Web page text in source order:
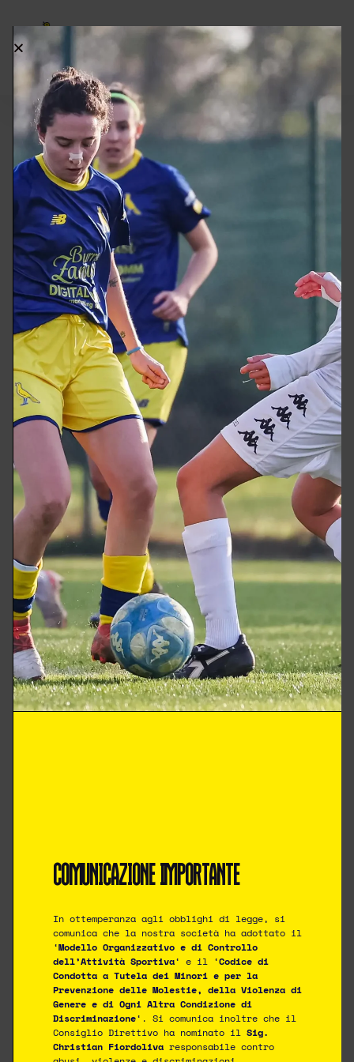
Dettagli
Data Ora
2 Novembre
2025
14:30 Eccellenza
Risultati
Squadra
Rimini FC
Modena
Vinte
Squadre Tabellone
Rimini FC
Modena
ASD Modena CF
Via Mare Adriatico 300 – 41122 – Modena
modenacalciofemminile@gmail.com
Tel. 335 1813384
Sede legale in Modena (MO) – Via Bellini n.70
Codice Fiscale n. 94205650362 – Partita IVA n.
03929520363.
Tutto il materiale presente su questo sito è Protetto dalle
COMUNICAZIONE IMPORTANTE
In ottemperanza agli obblighi di legge, si
comunica che la nostra società ha adottato il
‘Modello Organizzativo e di Controllo
dell’Attività Sportiva‘ e il ‘Codice di
Condotta a Tutela dei Minori e per la
Prevenzione delle Molestie, della Violenza di
Genere e di Ogni Altra Condizione di
Discriminazione‘. Si comunica inoltre che il
Consiglio Direttivo ha nominato il Sig.
Christian Fiordolivaresponsabile contro